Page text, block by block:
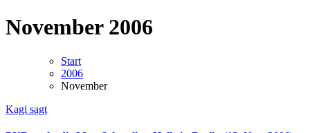
November 2006
Start
2006
November
Kagi sagt